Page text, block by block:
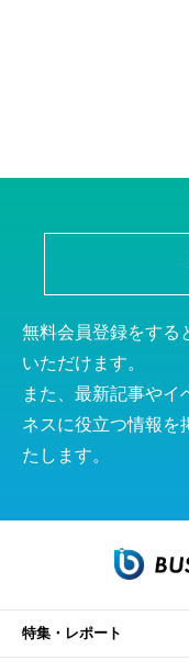
無料会員登録をする
いただけます。
また、最新記事やイ
ネスに役立つ情報を
たします。
特集・レポート